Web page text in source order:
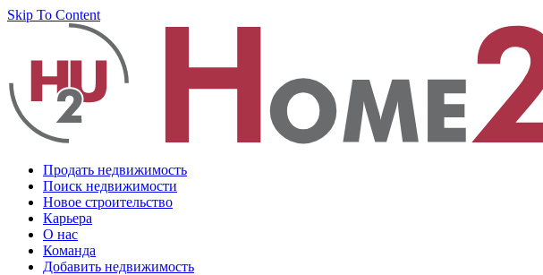
Skip To Content
Продать недвижимость
Поиск недвижимости
Новое строительство
Карьера
О нас
Команда
Добавить недвижимость